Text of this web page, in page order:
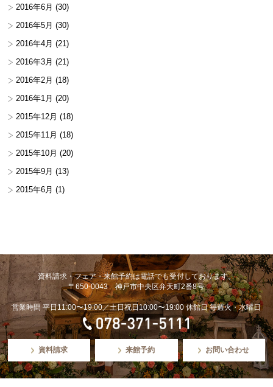
2016年6月 (30)
2016年5月 (30)
2016年4月 (21)
2016年3月 (21)
2016年2月 (18)
2016年1月 (20)
2015年12月 (18)
2015年11月 (18)
2015年10月 (20)
2015年9月 (13)
2015年6月 (1)
資料請求・フェア・来館予約は電話でも受付しております。
〒650-0043 神戸市中央区弁天町2番8号
営業時間 平日11:00〜19:00／土日祝日10:00〜19:00 休館日 毎週火・水曜日
資料請求 来館予約 お問い合わせ